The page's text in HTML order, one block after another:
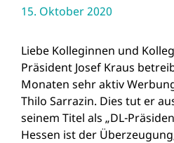
15. Oktober 2020
Liebe Kolleginnen und
Präsident Josef Kraus
Monaten sehr aktiv
Thilo Sarrazin. Dies tut er
seinem Titel als „DL-
Hessen ist der